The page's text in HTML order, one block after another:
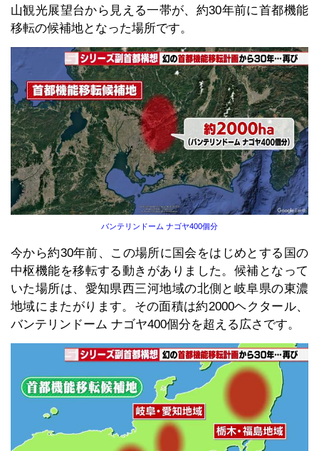
山観光展望台から見える一帯が、約30年前に首都機能
移転の候補地となった場所です。
バンテリンドーム ナゴヤ400個分
今から約30年前、この場所に国会をはじめとする国の
中枢機能を移転する動きがありました。候補となって
いた場所は、愛知県西三河地域の北側と岐阜県の東濃
地域にまたがります。その面積は約2000ヘクタール、
バンテリンドーム ナゴヤ400個分を超える広さです。